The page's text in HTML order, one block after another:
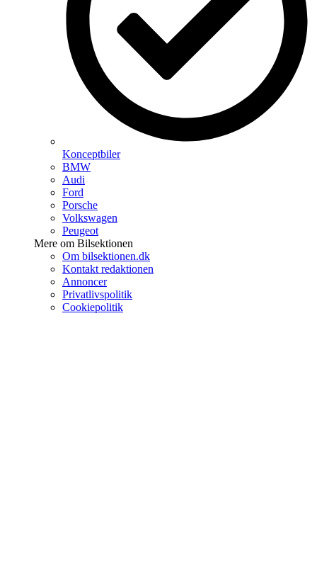
Konceptbiler
BMW
Audi
Ford
Porsche
Volkswagen
Peugeot
Mere om Bilsektionen
Om bilsektionen.dk
Kontakt redaktionen
Annoncer
Privatlivspolitik
Cookiepolitik